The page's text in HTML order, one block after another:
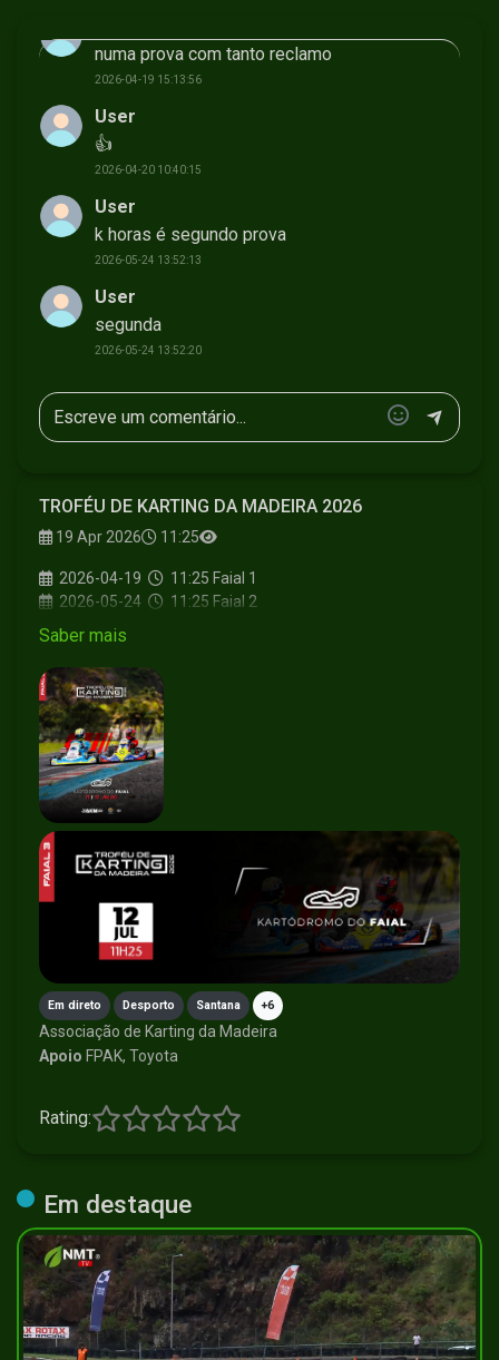
numa prova com tanto reclamo
2026-04-19 15:13:56
User
👍
2026-04-20 10:40:15
User
k horas é segundo prova
2026-05-24 13:52:13
User
segunda
2026-05-24 13:52:20
TROFÉU DE KARTING DA MADEIRA 2026
19 Apr 2026 11:25
2026-04-19 11:25 Faial 1
2026-05-24
11:25 Faial 2
2026-07-12
2026-11-01
Saber mais
Em direto Desporto Santana +6
Associação de Karting da Madeira
Apoio FPAK, Toyota
Rating:
Em destaque